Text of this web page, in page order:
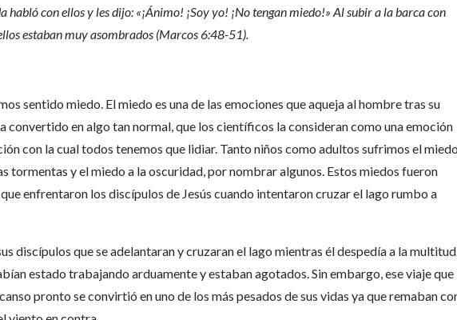
habló con ellos y les dijo: «¡Ánimo! ¡Soy yo! ¡No tengan miedo!» Al subir a la barca con
estaban muy asombrados (Marcos 6:48-51).
sentido miedo. El miedo es una de las emociones que aqueja al hombre tras su
convertido en algo tan normal, que los científicos la consideran como una emoción
con la cual todos tenemos que lidiar. Tanto niños como adultos sufrimos el miedo
tormentas y el miedo a la oscuridad, por nombrar algunos. Estos miedos fueron
enfrentaron los discípulos de Jesús cuando intentaron cruzar el lago rumbo a
discípulos que se adelantaran y cruzaran el lago mientras él despedía a la
estado trabajando arduamente y estaban agotados. Sin embargo, ese viaje que
pronto se convirtió en uno de los más pesados de sus vidas ya que remaban